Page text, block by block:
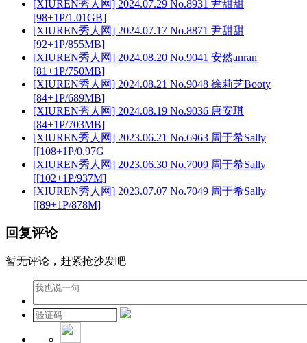
[XIUREN秀人网] 2024.07.29 No.8931 尹甜甜
[98+1P/1.01GB]
[XIUREN秀人网] 2024.07.17 No.8871 尹甜甜
[92+1P/855MB]
[XIUREN秀人网] 2024.08.20 No.9041 安然anran
[81+1P/750MB]
[XIUREN秀人网] 2024.08.21 No.9048 徐莉芝Booty
[84+1P/689MB]
[XIUREN秀人网] 2024.08.19 No.9036 唐安琪
[84+1P/703MB]
[XIUREN秀人网] 2023.06.21 No.6963 周于希Sally
[[108+1P/0.97G
[XIUREN秀人网] 2023.06.30 No.7009 周于希Sally
[[102+1P/937M]
[XIUREN秀人网] 2023.07.07 No.7049 周于希Sally
[[89+1P/878M]
回复评论
暂无评论，赶紧抢沙发吧